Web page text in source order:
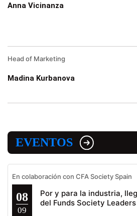
Anna Vicinanza
Head of Marketing
Madina Kurbanova
EVENTOS
En colaboración con CFA Society Spain
08
09
Por y para la industria,
del Funds Society